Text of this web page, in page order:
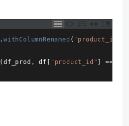
.withColumnRenamed ( "product_id"
(df_prod , df [ "product_id" ] ==